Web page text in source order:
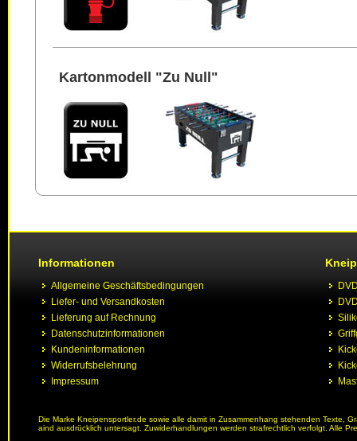
Kartonmodell "Zu Null"
Informationen
Allgemeine Geschäftsbedingungen
Liefer- und Versandkosten
Lieferung auf Rechnung
Datenschutzinformationen
Kundeninformationen
Widerrufsbelehrung
Impressum
Die Marke Kneipensportler.de sowie alle damit in Zusammenhang stehenden Texte,
aind ausdrücklich untersagt. Zuwiderhandlungen werden strafrechtlich verfolgt. Alle